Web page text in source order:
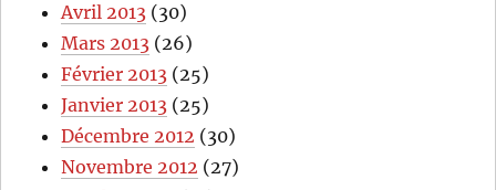
Avril 2013 (30)
Mars 2013 (26)
Février 2013 (25)
Janvier 2013 (25)
Décembre 2012 (30)
Novembre 2012 (27)